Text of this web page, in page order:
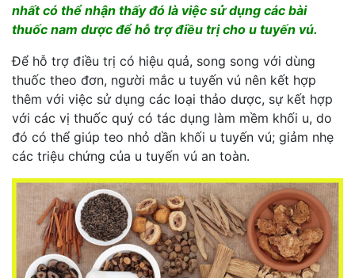
nhất có thể nhận thấy đó là việc sử dụng các bài
thuốc nam dược để hỗ trợ điều trị cho u tuyến vú.
Để hỗ trợ điều trị có hiệu quả, song song với dùng
thuốc theo đơn, người mắc u tuyến vú nên kết hợp
thêm với việc sử dụng các loại thảo dược, sự kết hợp
với các vị thuốc quý có tác dụng làm mềm khối u, do
đó có thể giúp teo nhỏ dần khối u tuyến vú; giảm nhẹ
các triệu chứng của u tuyến vú an toàn.